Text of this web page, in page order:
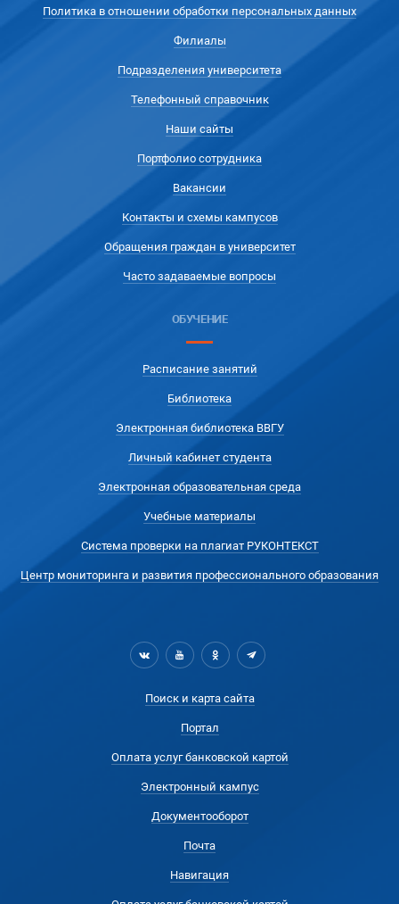
Политика в отношении обработки персональных данных
Филиалы
Подразделения университета
Телефонный справочник
Наши сайты
Портфолио сотрудника
Вакансии
Контакты и схемы кампусов
Обращения граждан в университет
Часто задаваемые вопросы
ОБУЧЕНИЕ
Расписание занятий
Библиотека
Электронная библиотека ВВГУ
Личный кабинет студента
Электронная образовательная среда
Учебные материалы
Система проверки на плагиат РУКОНТЕКСТ
Центр мониторинга и развития профессионального образования
Поиск и карта сайта
Портал
Оплата услуг банковской картой
Электронный кампус
Документооборот
Почта
Навигация